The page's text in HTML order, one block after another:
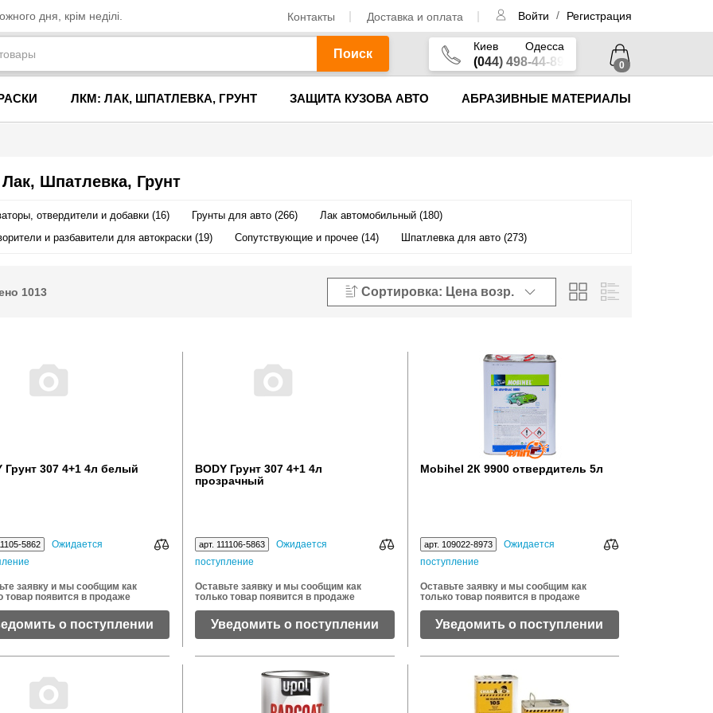
дня, крім неділі. Контакты Доставка и оплата Войти / Регистрация
Поиск
Киев Одесса
(044) 498-44-89 0
ЛКМ: ЛАК, ШПАТЛЕВКА, ГРУНТ ЗАЩИТА КУЗОВА АВТО АБРАЗИВНЫЕ МАТЕРИАЛЫ
Шпатлевка, Грунт
отвердители и добавки (16) Грунты для авто (266)
Лак автомобильный (180)
и разбавители для автокраски (19)
Сопутствующие и прочее (14) Шпатлевка для авто (273)
1013 Сортировка: Цена возр.
Грунт 307 4+1 4л белый
5862
Ожидается
заявку и мы сообщим как
товар появится в продаже
о поступлении
BODY Грунт 307 4+1 4л
прозрачный
арт. 111106-5863
Ожидается
поступление
Оставьте заявку и мы сообщим как
только товар появится в продаже
Уведомить о поступлении
Mobihel 2К 9900 отвердитель 5л
арт. 109022-8973
Ожидается
поступление
Оставьте заявку и мы сообщим как
только товар появится в продаже
Уведомить о поступлении